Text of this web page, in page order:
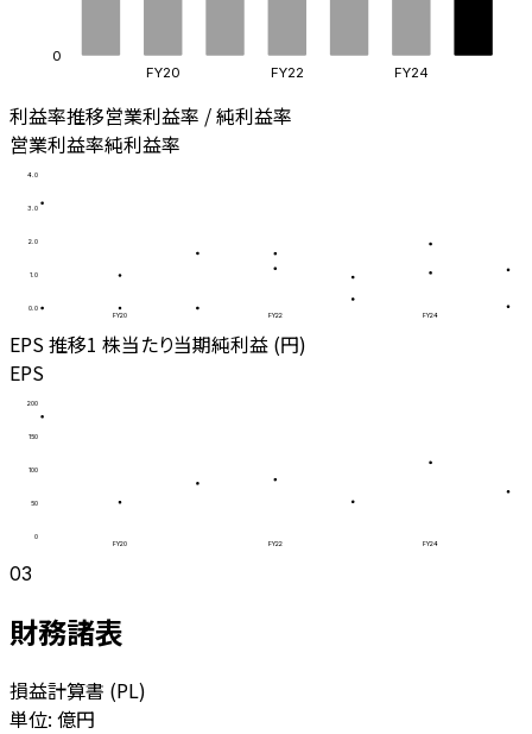
0
FY20 FY22 FY24
利益率推移営業利益率 / 純利益率
営業利益率純利益率
0.0
1.0
2.0
3.0
4.0
FY20 FY22 FY24
EPS 推移1 株当たり当期純利益 (円)
EPS
0
50
100
150
200
FY20 FY22 FY24
03
財務諸表
損益計算書 (PL)
単位: 億円